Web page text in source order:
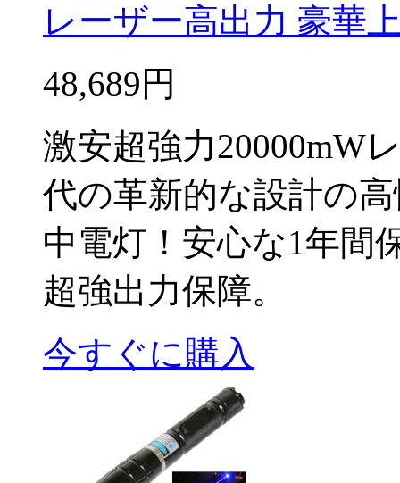
レーザー高出力 豪華
48,689円
激安超強力20000mW
代の革新的な設計の
中電灯！安心な1年間
超強出力保障。
今すぐに購入